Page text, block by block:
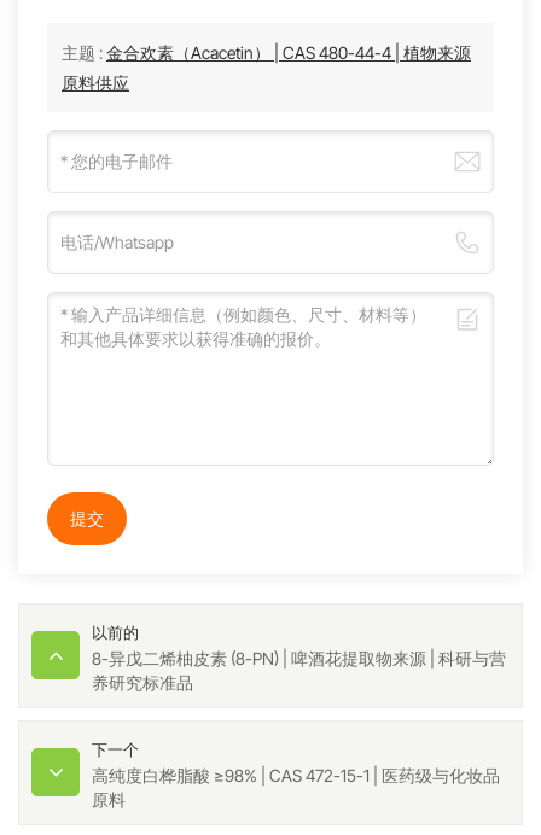
主题 :金合欢素（Acacetin） | CAS 480-44-4 | 植物来源
原料供应
提交
以前的
8-异戊二烯柚皮素 (8-PN) | 啤酒花提取物来源 | 科研与营
养研究标准品
下一个
高纯度白桦脂酸 ≥98% | CAS 472-15-1 | 医药级与化妆品
原料